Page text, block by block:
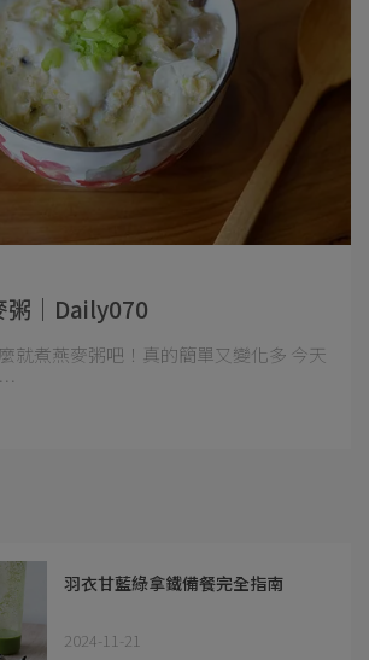
粥｜Daily070
就煮燕麥粥吧！真的簡單又變化多 今天
羽衣甘藍綠拿鐵備餐完全指南
2024-11-21